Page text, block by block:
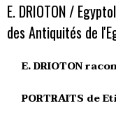
E. DRIOTON /
des Antiquités de
E. DRIOTON
PORTRAITS de